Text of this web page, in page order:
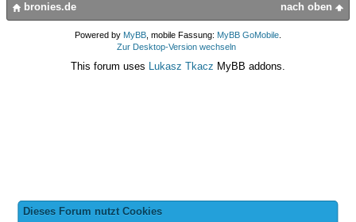
Dieses Forum nutzt Cookies
nach oben
bronies.de
Powered by MyBB , mobile Fassung: MyBB GoMobile
Zur Desktop-Version wechseln
This forum uses Lukasz Tkacz MyBB addons.